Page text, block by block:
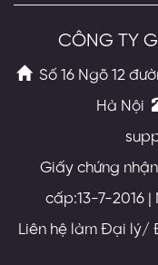
CÔNG TY
Số 16 Ngõ 12
Hà Nội
Giấy chứng
cấp:13-7-2016 |
Liên hệ làm Đại lý/